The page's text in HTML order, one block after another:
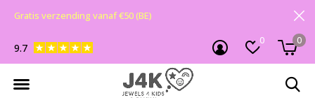
0 0
9.7
Gratis verzending vanaf €50 (BE)